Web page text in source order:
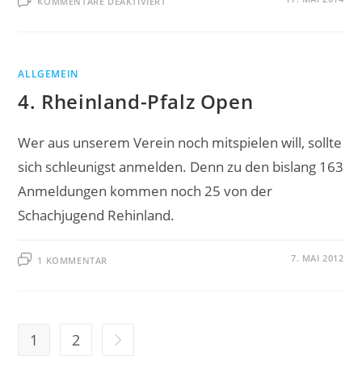
ALLGEMEIN
4. Rheinland-Pfalz Open
Wer aus unserem Verein noch mitspielen will, sollte
sich schleunigst anmelden. Denn zu den bislang 163
Anmeldungen kommen noch 25 von der
Schachjugend Rehinland.
1 KOMMENTAR 7. MAI 2012
1 2 Zur nächsten Seite